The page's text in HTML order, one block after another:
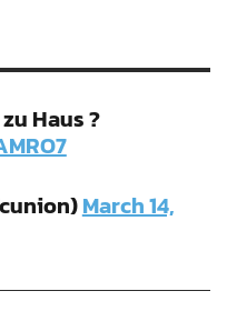
Haus ?
March 14,